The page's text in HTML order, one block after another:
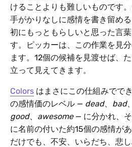
けることよりも難しいものです
手がかりなしに感情を書き留め
初にもっともらしいと思った言
す。ピッカーは、この作業を見
ます。12個の候補を見渡せば、
立って見えてきます。
Colors はまさにこの仕組みでで
の感情価のレベル — dead、 bad、
good、 awesome— に分かれ、
に名前の付いた約15個の感情が
だけでも、不安、いらだち、悲